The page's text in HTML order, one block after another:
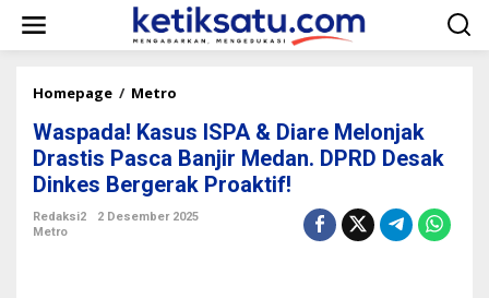
w
Homepage / Metro
s
p
a
d
a
Waspada! Kasus ISPA & Diare Melonjak
Drastis Pasca Banjir Medan. DPRD Desak
Dinkes Bergerak Proaktif!
Redaksi2
2 Desember 2025
Metro